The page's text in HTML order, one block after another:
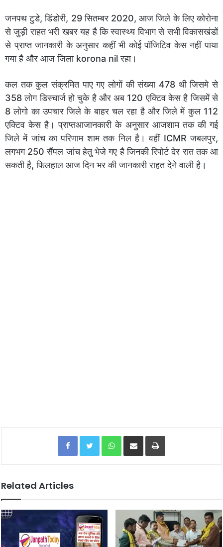
जनपथ टुडे, डिंडोरी, 29 सितम्बर 2020, आज जिले के लिए कोरोना
से जुड़ी राहत भरी खबर यह है कि स्वास्थ्य विभाग से सभी विकासखंडों
से प्राप्त जानकारी के अनुसार कहीं भी कोई पॉजिटिव केस नहीं पाया
गया है और आज जिला korona nil रहा।
कल तक कुल संक्रमित पाए गए लोगों की संख्या 478 थी जिसमे से
358 लोग डिस्चार्ज हो चुके है और अब 120 एक्टिव केस है जिसमें से
8 लोगो का उपचार जिले के बाहर चल रहा है और जिले में कुल 112
एक्टिव केस है। प्राप्तआजानकारी के अनुसार आजशाम तक की गई
जिले में जांच का परिणाम शाम तक निल है। वहीं ICMR जबलपुर,
लगभग 250 सैंपल जांच हेतु भेजे गए है जिनकी रिपोर्ट देर रात तक आ
सकती है, फिलहाल आज दिन भर की जानकारी राहत देने वाली है।
Facebook Twitter WhatsApp
Related Articles